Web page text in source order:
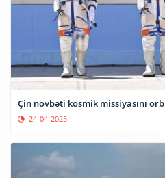
Çin növbəti kosmik missiyasını
24-04-2025